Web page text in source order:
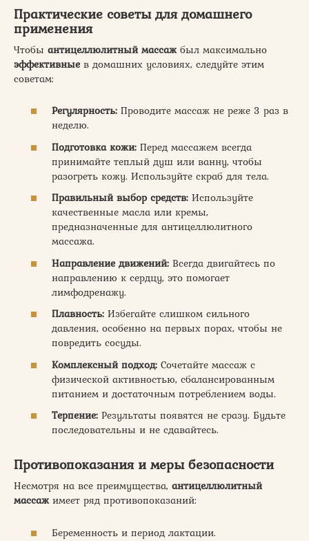
Практические советы для домашнего
применения
Чтобы антицеллюлитный массажбыл максимально
эффективные в домашних условиях, следуйте этим
советам:
Регулярность: Проводите массаж не реже 3 раз в
неделю.
Подготовка кожи: Перед массажем всегда
принимайте теплый душ или ванну, чтобы
разогреть кожу. Используйте скраб для тела.
Правильный выбор средств: Используйте
качественные масла или кремы,
предназначенные для антицеллюлитного
массажа.
Направление движений: Всегда двигайтесь по
направлению к сердцу, это помогает
лимфодренажу.
Плавность: Избегайте слишком сильного
давления, особенно на первых порах, чтобы не
повредить сосуды.
Комплексный подход: Сочетайте массаж с
физической активностью, сбалансированным
питанием и достаточным потреблением воды.
Терпение: Результаты появятся не сразу. Будьте
последовательны и не сдавайтесь.
Противопоказания и меры безопасности
Несмотря на все преимущества, антицеллюлитный
массажимеет ряд противопоказаний:
Беременность и период лактации.